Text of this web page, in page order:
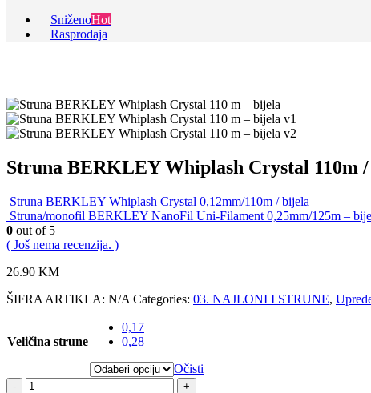
SniženoHot
Rasprodaja
Struna BERKLEY Whiplash Crystal 110m
Struna BERKLEY Whiplash Crystal 0,12mm/110m / bijela
Struna/monofil BERKLEY NanoFil Uni-Filament 0,25mm/125m –
0 out of 5
( Još nema recenzija. )
26.90 KM
ŠIFRA ARTIKLA: N/A Categories: 03. NAJLONI I STRUNE,
Veličina strune
0,17
0,28
Očisti
-
+